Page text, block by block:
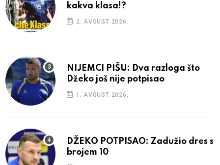
kakva klasa!?
2. AVGUST 2026.
NIJEMCI PIŠU: Dva razloga što
Džeko još nije potpisao
1. AVGUST 2026.
DŽEKO POTPISAO: Zadužio dres s
brojem 10